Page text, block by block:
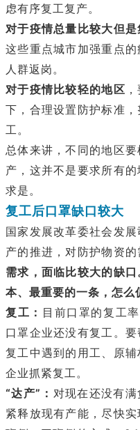
虑有序复工复产。
对于疫情总量比较大但
这些重点城市加强重点
人群返岗。
对于疫情比较轻的地区
下，合理设置防护标准
工。
总体来讲，不同的地区
产，这并不是要求所有
求是。
复工后口罩缺口较大
国家发展改革委社会发
产的推进，对防护物资
需求，面临比较大的缺口
本、最重要的一条，怎么
复工： 目前口罩的复工
口罩企业还没有复工。要
复工中遇到的用工、原
企业抓紧复工。
“达产”： 对现在还没有
紧释放现有产能，尽快